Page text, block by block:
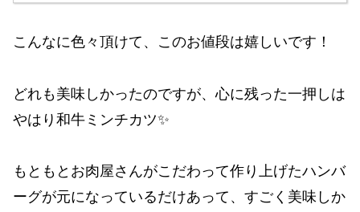
こんなに色々頂けて、このお値段は嬉しいです！
どれも美味しかったのですが、心に残った一押しは
やはり和牛ミンチカツ✨️
もともとお肉屋さんがこだわって作り上げたハンバ
ーグが元になっているだけあって、すごく美味しか